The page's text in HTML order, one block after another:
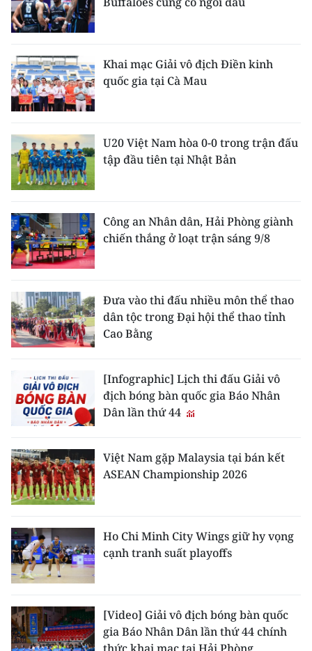
Khai mạc Giải vô địch Điền kinh
quốc gia tại Cà Mau
U20 Việt Nam hòa 0-0 trong trận đấu
tập đầu tiên tại Nhật Bản
Công an Nhân dân, Hải Phòng giành
chiến thắng ở loạt trận sáng 9/8
Đưa vào thi đấu nhiều môn thể thao
dân tộc trong Đại hội thể thao tỉnh
Cao Bằng
[Infographic] Lịch thi đấu Giải vô
địch bóng bàn quốc gia Báo Nhân
Dân lần thứ 44
Việt Nam gặp Malaysia tại bán kết
ASEAN Championship 2026
Ho Chi Minh City Wings giữ hy vọng
cạnh tranh suất playoffs
[Video] Giải vô địch bóng bàn quốc
gia Báo Nhân Dân lần thứ 44 chính